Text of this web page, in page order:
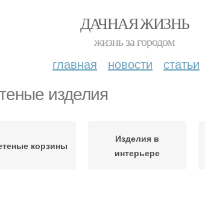
ДАЧНАЯ ЖИЗНЬ
жизнь за городом
главная новости статьи
изделия
корзины
Изделия в
интерьере